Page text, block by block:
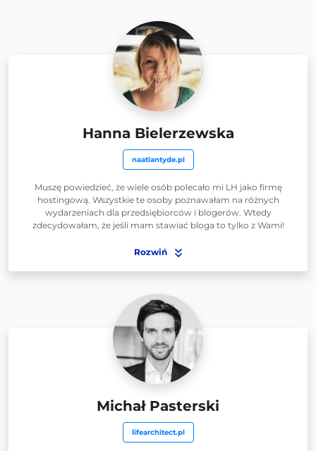
Hanna Bielerzewska
naatlantyde.pl
Muszę powiedzieć, że wiele osób polecało mi LH jako firmę
hostingową. Wszystkie te osoby poznawałam na różnych
wydarzeniach dla przedsiębiorców i blogerów. Wtedy
zdecydowałam, że jeśli mam stawiać bloga to tylko z Wami!
Rozwiń
Michał Pasterski
lifearchitect.pl